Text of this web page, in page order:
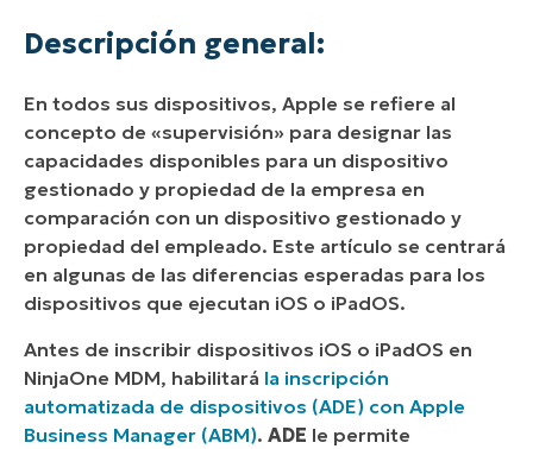
Descripción general:
En todos sus dispositivos, Apple se refiere al
concepto de «supervisión» para designar las
capacidades disponibles para un dispositivo
gestionado y propiedad de la empresa en
comparación con un dispositivo gestionado y
propiedad del empleado. Este artículo se centrará
en algunas de las diferencias esperadas para los
dispositivos que ejecutan iOS o iPadOS.
Antes de inscribir dispositivos iOS o iPadOS en
NinjaOne MDM, habilitará la inscripción
automatizada de dispositivos (ADE) con Apple
Business Manager (ABM). ADE le permite